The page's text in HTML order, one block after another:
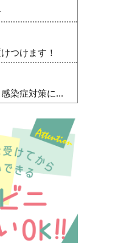
つけます！
染症対策に...